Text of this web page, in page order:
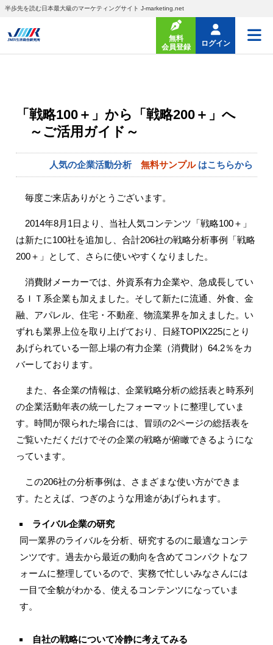
半歩先を読む日本最大級のマーケティングサイト J-marketing.net
無料
会員登録
ログイン
「戦略100＋」から「戦略200＋」へ
～ご活用ガイド～
人気の企業活動分析 無料サンプルはこちらから
毎度ご来店ありがとうございます。
2014年8月1日より、当社人気コンテンツ「戦略100＋」
は新たに100社を追加し、合計206社の戦略分析事例「戦略
200＋」として、さらに使いやすくなりました。
消費財メーカーでは、外資系有力企業や、急成長してい
るＩＴ系企業も加えました。そして新たに流通、外食、金
融、アパレル、住宅・不動産、物流業界を加えました。い
ずれも業界上位を取り上げており、日経TOPIX225にとり
あげられている一部上場の有力企業（消費財）64.2％をカ
バーしております。
また、各企業の情報は、企業戦略分析の総括表と時系列
の企業活動年表の統一したフォーマットに整理していま
す。時間が限られた場合には、冒頭の2ページの総括表を
ご覧いただくだけでその企業の戦略が俯瞰できるようにな
っています。
この206社の分析事例は、さまざまな使い方ができま
す。たとえば、つぎのような用途があげられます。
ライバル企業の研究
同一業界のライバルを分析、研究するのに最適なコンテ
ンツです。過去から最近の動向を含めてコンパクトなフ
ォームに整理しているので、実務で忙しいみなさんには
一目で全貌がわかる、使えるコンテンツになっていま
す。
自社の戦略について冷静に考えてみる